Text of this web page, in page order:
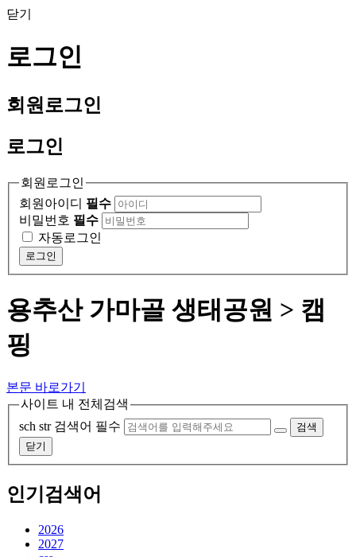
닫기
로그인
회원 로그인
로그인
회원로그인
회원아이디 필수
비밀번호 필수
자동로그인
로그인
용추산 가마골 생태공원 > 캠
핑
본문 바로가기
사이트 내 전체검색
sch str 검색어 필수
검색
닫기
인기검색어
2026
2027